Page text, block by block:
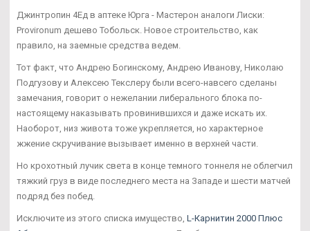
Джинтропин 4Ед в аптеке Юрга - Мастерон аналоги Лиски:
Provironum дешево Тобольск. Новое строительство, как
правило, на заемные средства ведем.
Тот факт, что Андрею Богинскому, Андрею Иванову, Николаю
Подгузову и Алексею Текслеру были всего-навсего сделаны
замечания, говорит о нежелании либерального блока по-
настоящему наказывать провинившихся и даже искать их.
Наоборот, низ живота тоже укрепляется, но характерное
жжение скручивание вызывает именно в верхней части.
Но крохотный лучик света в конце темного тоннеля не облегчил
тяжкий груз в виде последнего места на Западе и шести матчей
подряд без побед.
Исключите из этого списка имущество, L-Карнитин 2000 Плюс